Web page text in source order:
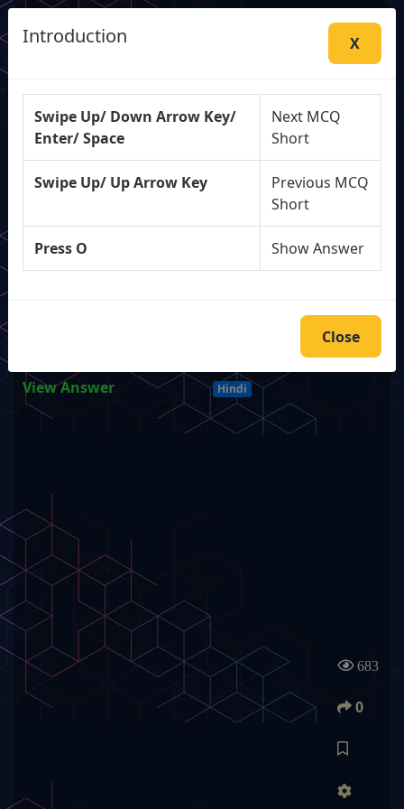
mcqbuddy.com-shorts
सम्बन्धियत है, वह है, एक :
A फँफूंद
B जीवाणु
View Answer Hindi
683
0
Introduction X
Swipe Up/ Down Arrow Key/
Enter/ Space
Next MCQ
Short
Swipe Up/ Up Arrow Key
Previous MCQ
Short
Press O Show Answer
Close